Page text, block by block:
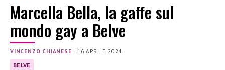
Marcella Bella, la gaffe sul
mondo gay a Belve
VINCENZO CHIANESE | 16 APRILE 2024
BELVE